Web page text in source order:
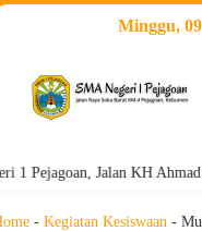
Minggu,
Jalan KH Ahmad
- Kegiatan Kesiswaan -